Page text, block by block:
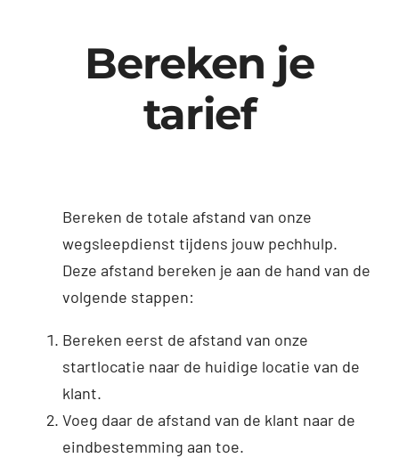
Bereken je
tarief
Bereken de totale afstand van onze
wegsleepdienst tijdens jouw pechhulp.
Deze afstand bereken je aan de hand van de
volgende stappen:
Bereken eerst de afstand van onze
startlocatie naar de huidige locatie van de
klant.
Voeg daar de afstand van de klant naar de
eindbestemming aan toe.